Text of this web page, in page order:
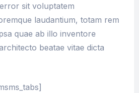
sit voluptatem
laudantium, totam rem
quae ab illo inventore
beatae vitae dicta